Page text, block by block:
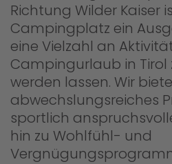
Richtung Wilder Kaiser
Campingplatz ein
eine Vielzahl an
Campingurlaub in Tirol
werden lassen. Wir
abwechslungsreiches
sportlich
hin zu Wohlfühl- und